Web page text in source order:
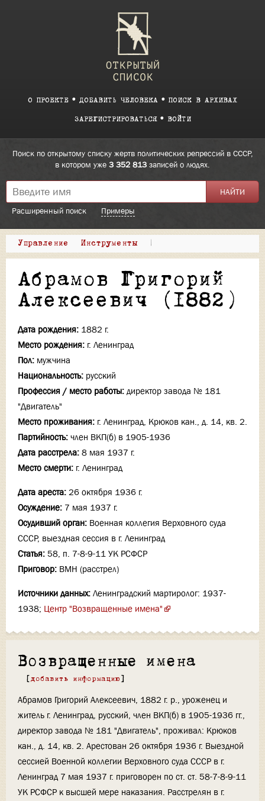
О ПРОЕКТЕ ДОБАВИТЬ ЧЕЛОВЕКА ПОИСК В АРХИВАХ
ЗАРЕГИСТРИРОВАТЬСЯ ВОЙТИ
Поиск по открытому списку жертв политических репрессий в СССР,
в котором уже 3 352 813 записей о людях.
Расширенный поиск Примеры
Управление Инструменты |
Абрамов Григорий
Алексеевич (1882)
Дата рождения: 1882 г.
Место рождения: г. Ленинград
Пол: мужчина
Национальность: русский
Профессия / место работы: директор завода № 181
"Двигатель"
Место проживания: г. Ленинград, Крюков кан., д. 14, кв. 2.
Партийность: член ВКП(б) в 1905-1936
Дата расстрела: 8 мая 1937 г.
Место смерти: г. Ленинград
Дата ареста: 26 октября 1936 г.
Осуждение: 7 мая 1937 г.
Осудивший орган: Военная коллегия Верховного суда
СССР, выездная сессия в г. Ленинград
Статья: 58, п. 7-8-9-11 УК РСФСР
Приговор: ВМН (расстрел)
Источники данных: Ленинградский мартиролог: 1937-
1938; Центр "Возвращенные имена"
Возвращенные имена
[ добавить информацию ]
Абрамов Григорий Алексеевич, 1882 г. р., уроженец и
житель г. Ленинград, русский, член ВКП(б) в 1905-1936 гг.,
директор завода № 181 "Двигатель", проживал: Крюков
кан., д. 14, кв. 2. Арестован 26 октября 1936 г. Выездной
сессией Военной коллегии Верховного суда СССР в г.
Ленинград 7 мая 1937 г. приговорен по ст. ст. 58-7-8-9-11
УК РСФСР к высшей мере наказания. Расстрелян в г.